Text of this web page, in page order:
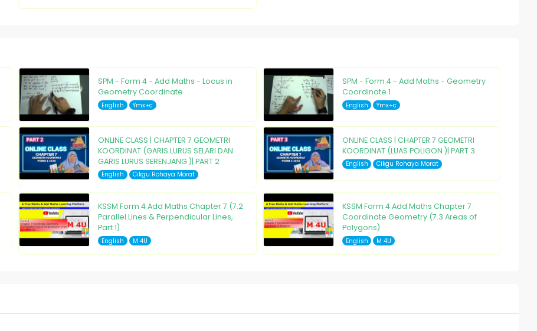
SPM - Form 4 - Add Maths - Locus in
Geometry Coordinate
English Ymx+c
SPM - Form 4 - Add Maths - Geometry
Coordinate 1
English Ymx+c
ONLINE CLASS | CHAPTER 7 GEOMETRI
KOORDINAT (GARIS LURUS SELARI DAN
GARIS LURUS SERENJANG )| PART 2
English Cikgu Rohaya Morat
ONLINE CLASS | CHAPTER 7 GEOMETRI
KOORDINAT (LUAS POLIGON )| PART 3
English Cikgu Rohaya Morat
KSSM Form 4 Add Maths Chapter 7 (7.2
Parallel Lines & Perpendicular Lines,
Part 1)
English M 4U
KSSM Form 4 Add Maths Chapter 7
Coordinate Geometry (7.3 Areas of
Polygons)
English M 4U